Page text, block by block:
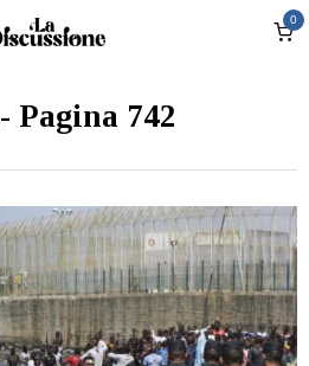
0
- Pagina 742